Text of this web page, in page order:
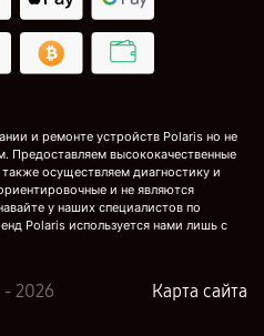
и ремонте устройств Polaris но не
Предоставляем высококачественные
осуществляем диагностику и
и не являются
у наших специалистов по
Polaris используется нами лишь с
2026 Карта сайта